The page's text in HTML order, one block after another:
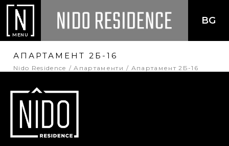
MENU
BG
АПАРТАМЕНТ 2Б-16
Nido Residence Апартаменти Апартамент 2Б-16